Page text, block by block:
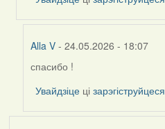
Alla V - 24.05.2026 - 18:07
In
reply
by
спасибо !
Увайдзіце цізарэгіструйцеся